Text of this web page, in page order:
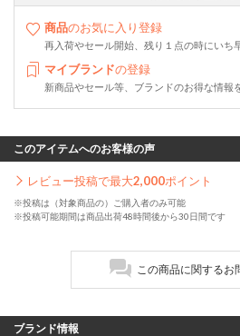
商品のお気に入り登録
再入荷やセール開始、残り１点の時にいち
マイブランドの登録
新商品やセール等、ブランドのお得な情報
このアイテムへのお客様の声
レビュー投稿で最大2,000ポイント
※投稿は（対象商品の）ご購入者のみ可能
※投稿可能期間は商品出荷48時間後から30日間です
この商品に関するお
ブランド情報